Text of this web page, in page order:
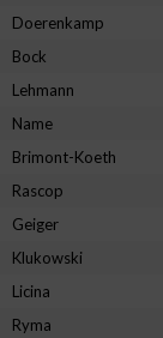
Doerenkamp
Bock
Lehmann
Name
Brimont-Koeth
Rascop
Geiger
Klukowski
Licina
Ryma
von Inhalten